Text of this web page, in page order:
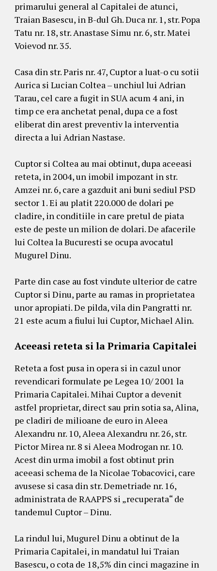
primarului general al Capitalei de atunci,
Traian Basescu, in B-dul Gh. Duca nr. 1, str. Popa
Tatu nr. 18, str. Anastase Simu nr. 6, str. Matei
Voievod nr. 35.
Casa din str. Paris nr. 47, Cuptor a luat-o cu sotii
Aurica si Lucian Coltea – unchiul lui Adrian
Tarau, cel care a fugit in SUA acum 4 ani, in
timp ce era anchetat penal, dupa ce a fost
eliberat din arest preventiv la interventia
directa a lui Adrian Nastase.
Cuptor si Coltea au mai obtinut, dupa aceeasi
reteta, in 2004, un imobil impozant in str.
Amzei nr. 6, care a gazduit ani buni sediul PSD
sector 1. Ei au platit 220.000 de dolari pe
cladire, in conditiile in care pretul de piata
este de peste un milion de dolari. De afacerile
lui Coltea la Bucuresti se ocupa avocatul
Mugurel Dinu.
Parte din case au fost vindute ulterior de catre
Cuptor si Dinu, parte au ramas in proprietatea
unor apropiati. De pilda, vila din Pangratti nr.
21 este acum a fiului lui Cuptor, Michael Alin.
Aceeasi reteta si la Primaria Capitalei
Reteta a fost pusa in opera si in cazul unor
revendicari formulate pe Legea 10/ 2001 la
Primaria Capitalei. Mihai Cuptor a devenit
astfel proprietar, direct sau prin sotia sa, Alina,
pe cladiri de milioane de euro in Aleea
Alexandru nr. 10, Aleea Alexandru nr. 26, str.
Pictor Mirea nr. 8 si Aleea Modrogan nr. 10.
Acest din urma imobil a fost obtinut prin
aceeasi schema de la Nicolae Tobacovici, care
avusese si casa din str. Demetriade nr. 16,
administrata de RAAPPS si „recuperata“ de
tandemul Cuptor – Dinu.
La rindul lui, Mugurel Dinu a obtinut de la
Primaria Capitalei, in mandatul lui Traian
Basescu, o cota de 18,5% din cinci magazine in